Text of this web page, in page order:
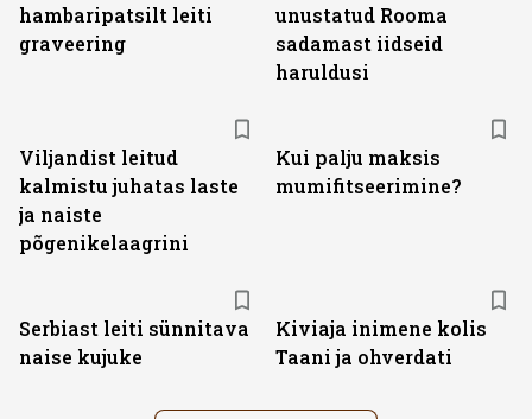
hambaripatsilt leiti
graveering
unustatud Rooma
sadamast iidseid
haruldusi
Viljandist leitud
kalmistu juhatas laste
ja naiste
põgenikelaagrini
Kui palju maksis
mumifitseerimine?
Serbiast leiti sünnitava
naise kujuke
Kiviaja inimene kolis
Taani ja ohverdati